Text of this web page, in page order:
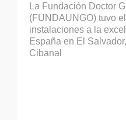
La Fundación Doctor
(FUNDAUNGO) tuvo
instalaciones a la
España en El
Cibanal